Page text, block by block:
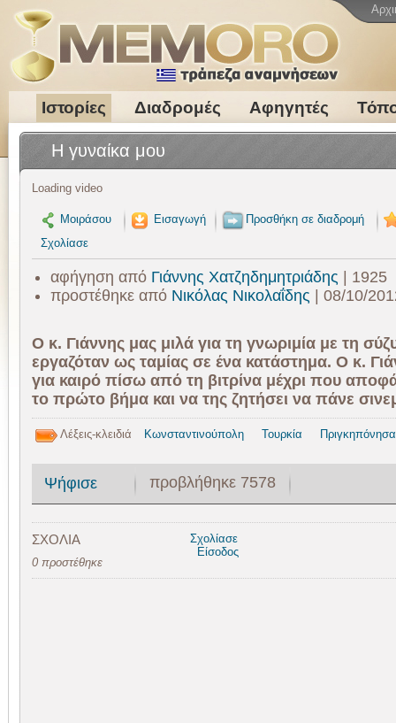
Ιστορίες Διαδρομές Αφηγητές
H γυναίκα μου
Loading video
Μοιράσου Εισαγωγή
Προσθήκη σε διαδρομή
Σχολίασε
αφήγηση από Γιάννης Χατζηδημητριάδης | 1925
προστέθηκε από Νικόλας Νικολαΐδης | 08/10/
Ο κ. Γιάννης μας μιλά για τη γνωριμία με τη
εργαζόταν ως ταμίας σε ένα κατάστημα. Ο κ.
για καιρό πίσω από τη βιτρίνα μέχρι που
το πρώτο βήμα και να της ζητήσει να πάνε
Λέξεις-κλειδιά Κωνσταντινούπολη Τουρκία Πριγκηπόνησα
Ψήφισε προβλήθηκε 7578
ΣΧΟΛΙΑ
0 προστέθηκε
Σχολίασε
Είσοδος